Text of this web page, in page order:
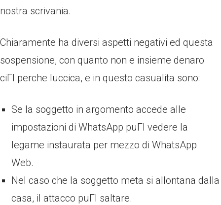
nostra scrivania.
Chiaramente ha diversi aspetti negativi ed questa
sospensione, con quanto non e insieme denaro
ciГІ perche luccica, e in questo casualita sono:
Se la soggetto in argomento accede alle
impostazioni di WhatsApp puГІ vedere la
legame instaurata per mezzo di WhatsApp
Web.
Nel caso che la soggetto meta si allontana dalla
casa, il attacco puГІ saltare.